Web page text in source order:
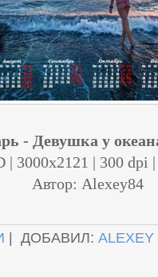
- Девушка у
| 3000x2121 | 300 dpi
Автор: Alexey84
| ДОБАВИЛ: ALEXEY